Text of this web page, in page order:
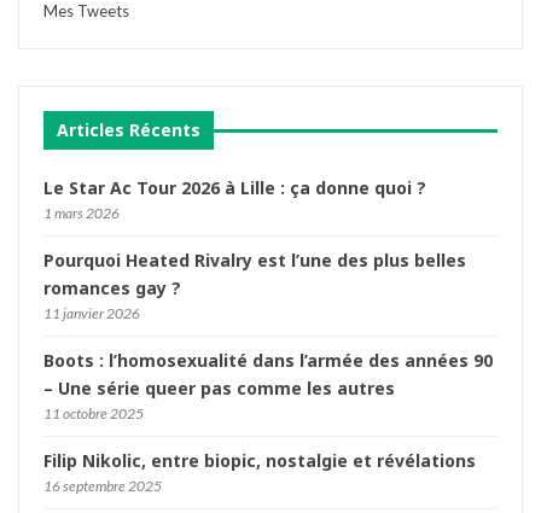
Mes Tweets
Articles Récents
Le Star Ac Tour 2026 à Lille : ça donne quoi ?
1 mars 2026
Pourquoi Heated Rivalry est l’une des plus belles
romances gay ?
11 janvier 2026
Boots : l’homosexualité dans l’armée des années 90
– Une série queer pas comme les autres
11 octobre 2025
Filip Nikolic, entre biopic, nostalgie et révélations
16 septembre 2025